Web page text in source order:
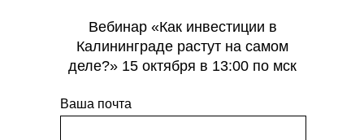
Ваша почта
Вебинар «Как инвестиции в
Калининграде растут на самом
деле?» 15 октября в 13:00 по мск